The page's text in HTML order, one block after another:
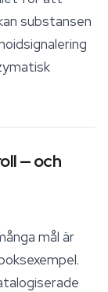
substansen
— och
mål är